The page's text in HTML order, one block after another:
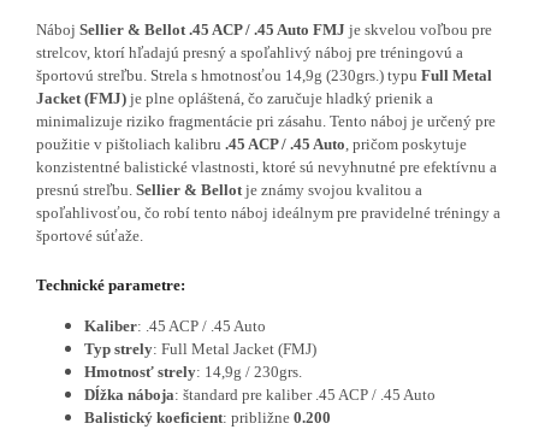
Náboj Sellier & Bellot .45 ACP / .45 Auto FMJ je skvelou voľbou pre
strelcov, ktorí hľadajú presný a spoľahlivý náboj pre tréningovú a
športovú streľbu. Strela s hmotnosťou 14,9g (230grs.) typu Full Metal
Jacket (FMJ) je plne opláštená, čo zaručuje hladký prienik a
minimalizuje riziko fragmentácie pri zásahu. Tento náboj je určený pre
použitie v pištoliach kalibru .45 ACP / .45 Auto , pričom poskytuje
konzistentné balistické vlastnosti, ktoré sú nevyhnutné pre efektívnu a
presnú streľbu. Sellier & Bellot je známy svojou kvalitou a
spoľahlivosťou, čo robí tento náboj ideálnym pre pravidelné tréningy a
športové súťaže.
Technické parametre:
Kaliber: .45 ACP / .45 Auto
Typ strely: Full Metal Jacket (FMJ)
Hmotnosť strely: 14,9g / 230grs.
Dĺžka náboja: štandard pre kaliber .45 ACP / .45 Auto
Balistický koeficient: približne 0.200